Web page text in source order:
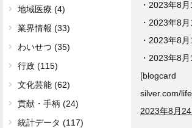
k
・2023年8
・2023年8
・2023年8
・2023年8
silver.com/
2023年8月
地域医療 (4)
業界情報 (33)
わいせつ (35)
行政 (115)
文化芸能 (62)
貢献・手柄 (24)
統計データ (117)